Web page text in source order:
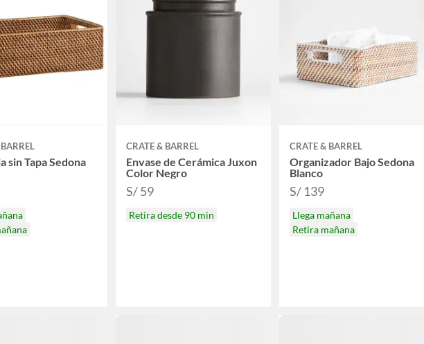
sin Tapa Sedona
CRATE & BARREL
Envase de Cerámica Juxon
Color Negro
S/ 59
Retira desde 90 min
CRATE & BARREL
Organizador Bajo Sedona
Blanco
S/ 139
Llega mañana
Retira mañana